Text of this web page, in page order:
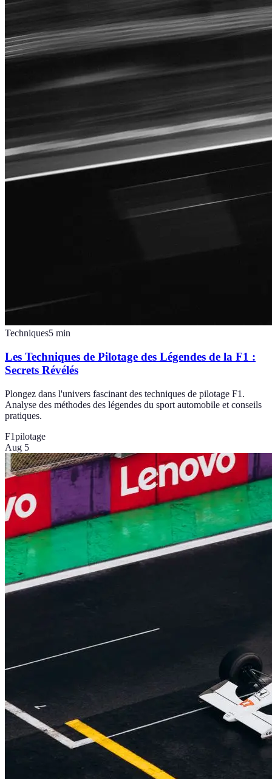
Techniques5 min
Les Techniques de Pilotage des Légendes de la F1 :
Secrets Révélés
Plongez dans l'univers fascinant des techniques de pilotage F1.
Analyse des méthodes des légendes du sport automobile et conseils
pratiques.
F1pilotage
Aug 5